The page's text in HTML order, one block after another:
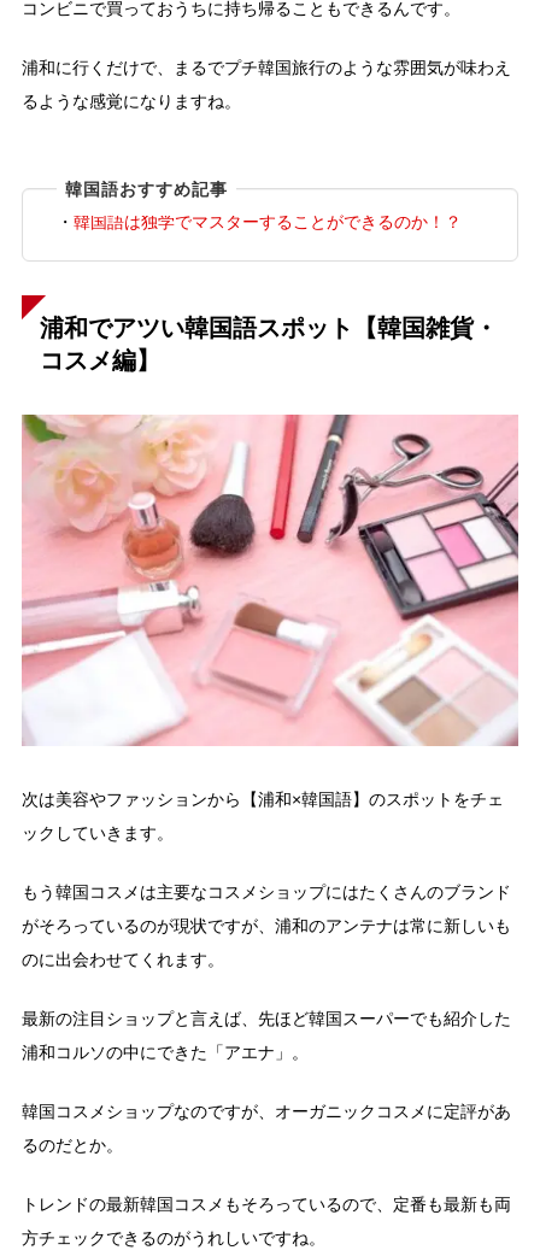
コンビニで買っておうちに持ち帰ることもできるんです。
浦和に行くだけで、まるでプチ韓国旅行のような雰囲気が味わえ
るような感覚になりますね。
韓国語おすすめ記事
・ 韓国語は独学でマスターすることができるのか！？
浦和でアツい韓国語スポット【韓国雑貨・
コスメ編】
次は美容やファッションから【浦和×韓国語】のスポットをチェ
ックしていきます。
もう韓国コスメは主要なコスメショップにはたくさんのブランド
がそろっているのが現状ですが、浦和のアンテナは常に新しいも
のに出会わせてくれます。
最新の注目ショップと言えば、先ほど韓国スーパーでも紹介した
浦和コルソの中にできた「アエナ」。
韓国コスメショップなのですが、オーガニックコスメに定評があ
るのだとか。
トレンドの最新韓国コスメもそろっているので、定番も最新も両
方チェックできるのがうれしいですね。